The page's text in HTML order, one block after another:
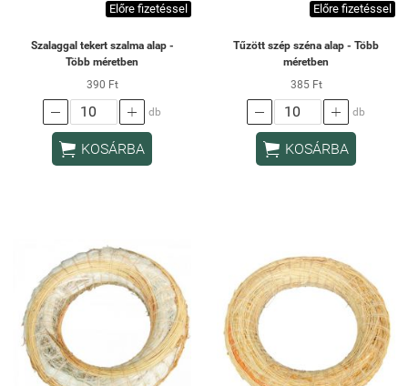
Előre fizetéssel
Szalaggal tekert szalma alap -
Több méretben
390 Ft
  db
 KOSÁRBA
Előre fizetéssel
Tűzött szép széna alap - Több
méretben
385 Ft
  db
 KOSÁRBA